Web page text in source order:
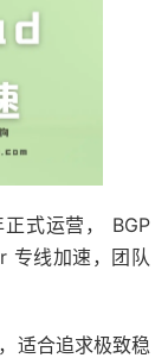
式运营， BGP
专线加速，团队
适合追求极致稳